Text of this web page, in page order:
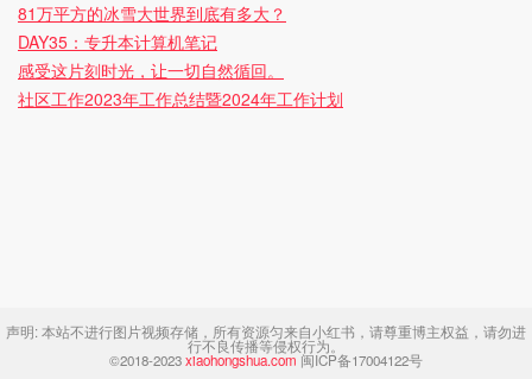
81万平方的冰雪大世界到底有多大？
DAY35：专升本计算机笔记
感受这片刻时光，让一切自然循回。
社区工作2023年工作总结暨2024年工作计划
声明:本站不进行图片视频存储，所有资源匀来自小红书，请尊重博主权益，请勿进
行不良传播等侵权行为。
©2018-2023xiaohongshua.com 闽ICP备17004122号